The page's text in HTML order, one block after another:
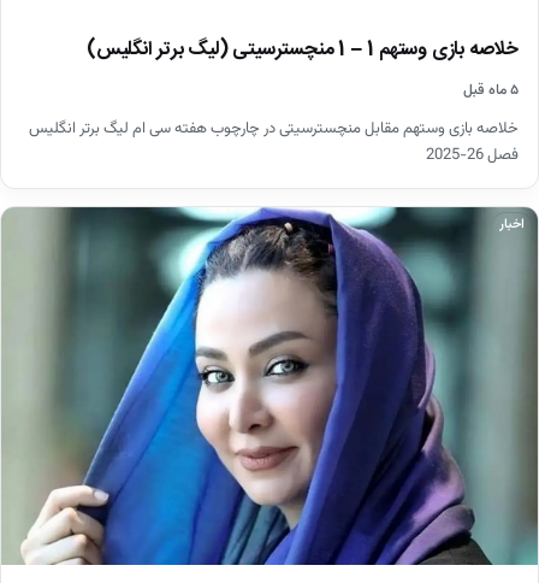
خلاصه بازی وستهم 1 – 1 منچسترسیتی (لیگ برتر انگلیس)
۵ ماه قبل
خلاصه بازی وستهم مقابل منچسترسیتی در چارچوب هفته سی ام لیگ برتر انگلیس
فصل 26-2025
اخبار